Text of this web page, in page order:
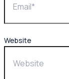
Website